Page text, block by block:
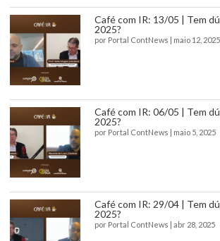
Café com IR: 13/05 | Tem
2025?
por Portal ContNews | maio 12, 2025
Café com IR: 06/05 | Tem
2025?
por Portal ContNews | maio 5, 2025
Café com IR: 29/04 | Tem
2025?
por Portal ContNews | abr 28, 2025